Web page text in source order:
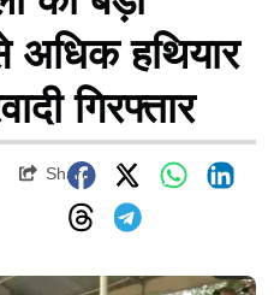
अधिक हथियार
गिरफ्तार
Share